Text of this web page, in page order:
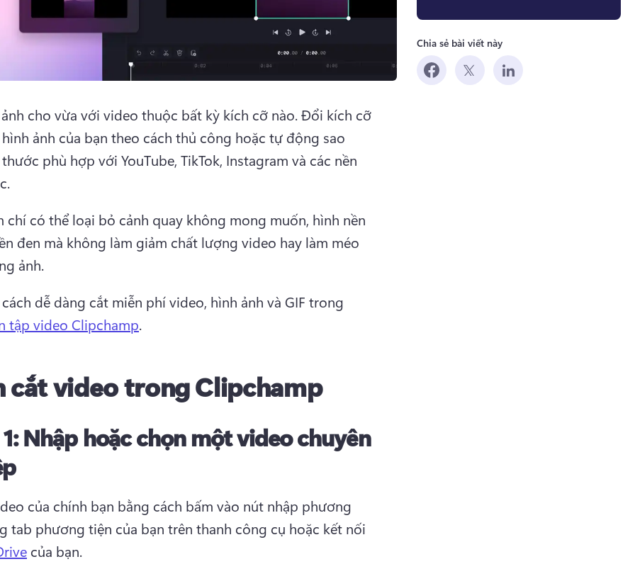
cho vừa với video thuộc bất kỳ kích cỡ nào. Đổi kích cỡ
ảnh của bạn theo cách thủ công hoặc tự động sao
phù hợp với YouTube, TikTok, Instagram và các nền
chí có thể loại bỏ cảnh quay không mong muốn, hình nền
đen mà không làm giảm chất lượng video hay làm méo
ảnh.
dễ dàng cắt miễn phí video, hình ảnh và GIF trong
tập video Clipchamp.
cắt video trong Clipchamp
Nhập hoặc chọn một video chuyên
của chính bạn bằng cách bấm vào nút nhập phương
tab phương tiện của bạn trên thanh công cụ hoặc kết nối
của bạn.
Chia sẻ bài viết này